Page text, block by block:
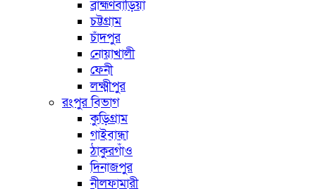
ব্রাহ্মণবাড়িয়া
চট্টগ্রাম
চাঁদপুর
নোয়াখালী
ফেনী
লক্ষ্মীপুর
রংপুর বিভাগ
কুড়িগ্রাম
গাইবান্ধা
ঠাকুরগাঁও
দিনাজপুর
নীলফামারী